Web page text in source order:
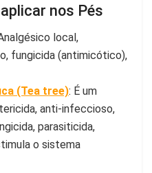
nos Pés
local,
fungicida (antimicótico),
(Tea tree): É um
anti-infeccioso,
parasiticida,
o sistema